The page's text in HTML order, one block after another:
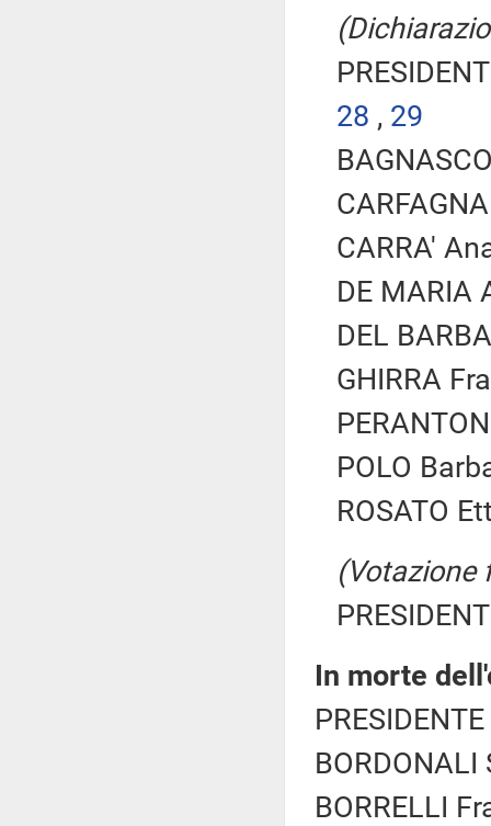
28 , 29
CARRA'
DE MARIA
DEL
GHIRRA
POLO
ROSATO
(Votazione
In morte
BORRELLI